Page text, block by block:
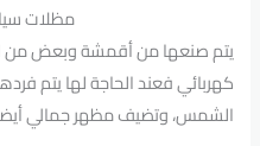
مظلات
يتم صنعها من أقمشة وبعض من
كهربائي فعند الحاجة لها يتم
الشمس، وتضيف مظهر جمالي أيضا